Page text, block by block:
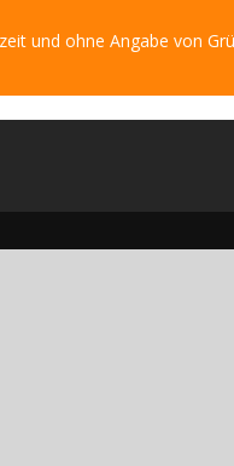
und ohne Angabe von